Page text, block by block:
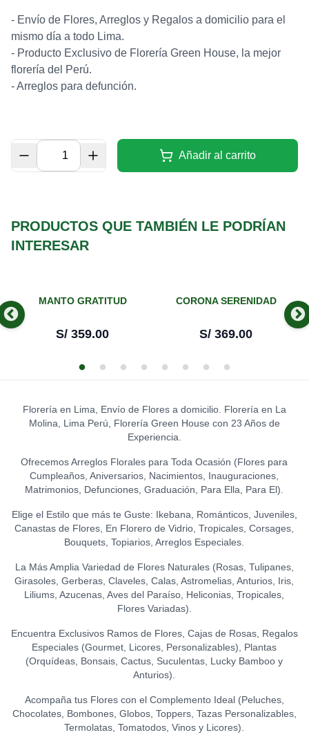
- Envío de Flores, Arreglos y Regalos a domicilio para el
mismo día a todo Lima.
- Producto Exclusivo de Florería Green House, la mejor
florería del Perú.
- Arreglos para defunción.
Añadir al carrito
PRODUCTOS QUE TAMBIÉN LE PODRÍAN
INTERESAR
MANTO GRATITUD
S/359.00
CORONA SERENIDAD
S/369.00
Florería en Lima, Envío de Flores a domicilio. Florería en La
Molina, Lima Perú, Florería Green House con 23 Años de
Experiencia.
Ofrecemos Arreglos Florales para Toda Ocasión (Flores para
Cumpleaños, Aniversarios, Nacimientos, Inauguraciones,
Matrimonios, Defunciones, Graduación, Para Ella, Para El).
Elige el Estilo que más te Guste: Ikebana, Románticos, Juveniles,
Canastas de Flores, En Florero de Vidrio, Tropicales, Corsages,
Bouquets, Topiarios, Arreglos Especiales.
La Más Amplia Variedad de Flores Naturales (Rosas, Tulipanes,
Girasoles, Gerberas, Claveles, Calas, Astromelias, Anturios, Iris,
Liliums, Azucenas, Aves del Paraíso, Heliconias, Tropicales,
Flores Variadas).
Encuentra Exclusivos Ramos de Flores, Cajas de Rosas, Regalos
Especiales (Gourmet, Licores, Personalizables), Plantas
(Orquídeas, Bonsais, Cactus, Suculentas, Lucky Bamboo y
Anturios).
Acompaña tus Flores con el Complemento Ideal (Peluches,
Chocolates, Bombones, Globos, Toppers, Tazas Personalizables,
Termolatas, Tomatodos, Vinos y Licores).